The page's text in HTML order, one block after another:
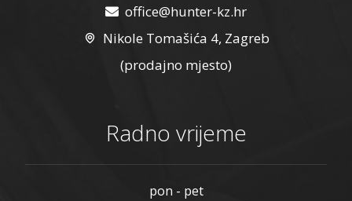
office@hunter-kz.hr
Nikole Tomašića 4, Zagreb
(prodajno mjesto)
Radno vrijeme
pon - pet